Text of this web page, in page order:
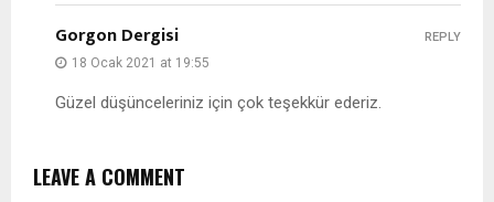
Gorgon Dergisi
18 Ocak 2021 at 19:55
Güzel düşünceleriniz için çok teşekkür ederiz.
REPLY
LEAVE A COMMENT